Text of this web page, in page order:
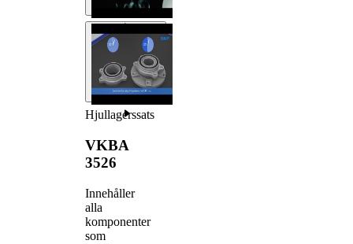
Hjullagerssats
VKBA
3526
Innehåller
alla
komponenter
som